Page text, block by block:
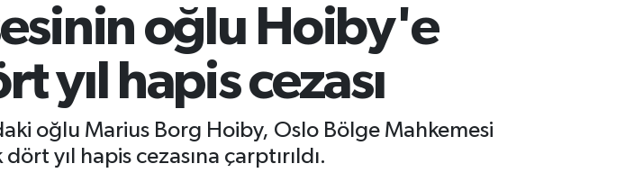
oğlu Hoiby'e
yıl hapis cezası
oğlu Marius Borg Hoiby, Oslo Bölge Mahkemesi
yıl hapis cezasına çarptırıldı.